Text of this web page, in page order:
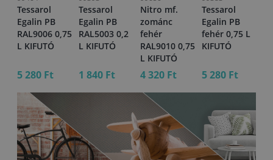
Tessarol
Egalin PB
RAL9006 0,75
L KIFUTÓ
5 280 Ft
Tessarol
Egalin PB
RAL5003 0,2
L KIFUTÓ
1 840 Ft
Nitro mf.
zománc
fehér
RAL9010 0,75
L KIFUTÓ
4 320 Ft
Tessarol
Egalin PB
fehér 0,75 L
KIFUTÓ
5 280 Ft